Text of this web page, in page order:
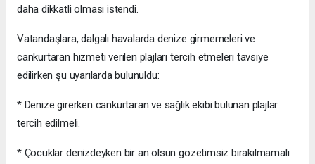
daha dikkatli olması istendi.
Vatandaşlara, dalgalı havalarda denize girmemeleri ve
cankurtaran hizmeti verilen plajları tercih etmeleri tavsiye
edilirken şu uyarılarda bulunuldu:
* Denize girerken cankurtaran ve sağlık ekibi bulunan plajlar
tercih edilmeli.
* Çocuklar denizdeyken bir an olsun gözetimsiz bırakılmamalı.